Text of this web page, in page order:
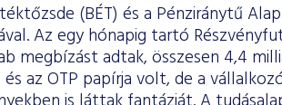
(BÉT) és a Pénziránytű
Az egy hónapig tartó
megbízást adtak, összesen 4,4
az OTP papírja volt, de a